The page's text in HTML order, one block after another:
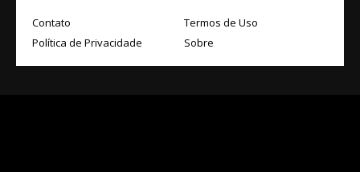
Contato
Termos de Uso
Política de Privacidade
Sobre